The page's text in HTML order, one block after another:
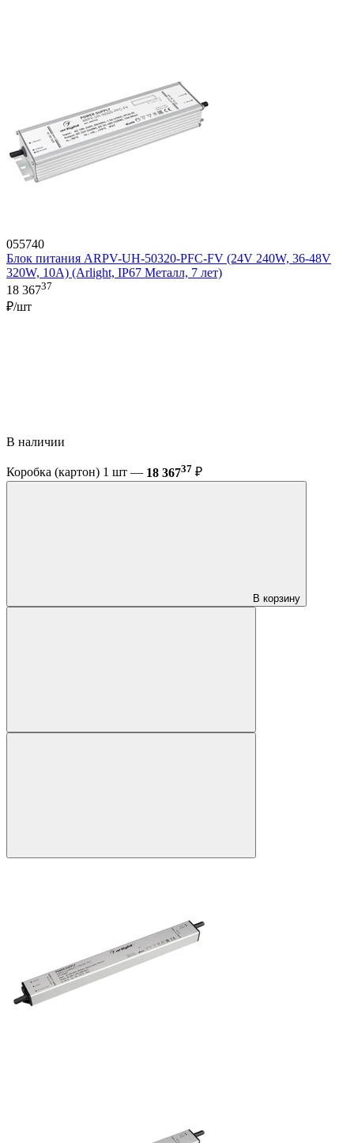
055740
Блок питания ARPV-UH-50320-PFC-FV (24V 240W, 36-48V
320W, 10A) (Arlight, IP67 Металл, 7 лет)
18 36737
₽/шт
В наличии
Коробка (картон) 1 шт — 18 36737 ₽
В корзину